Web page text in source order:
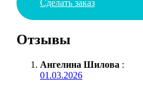
Сделать заказ
Отзывы
Ангелина Шилова :
01.03.2026